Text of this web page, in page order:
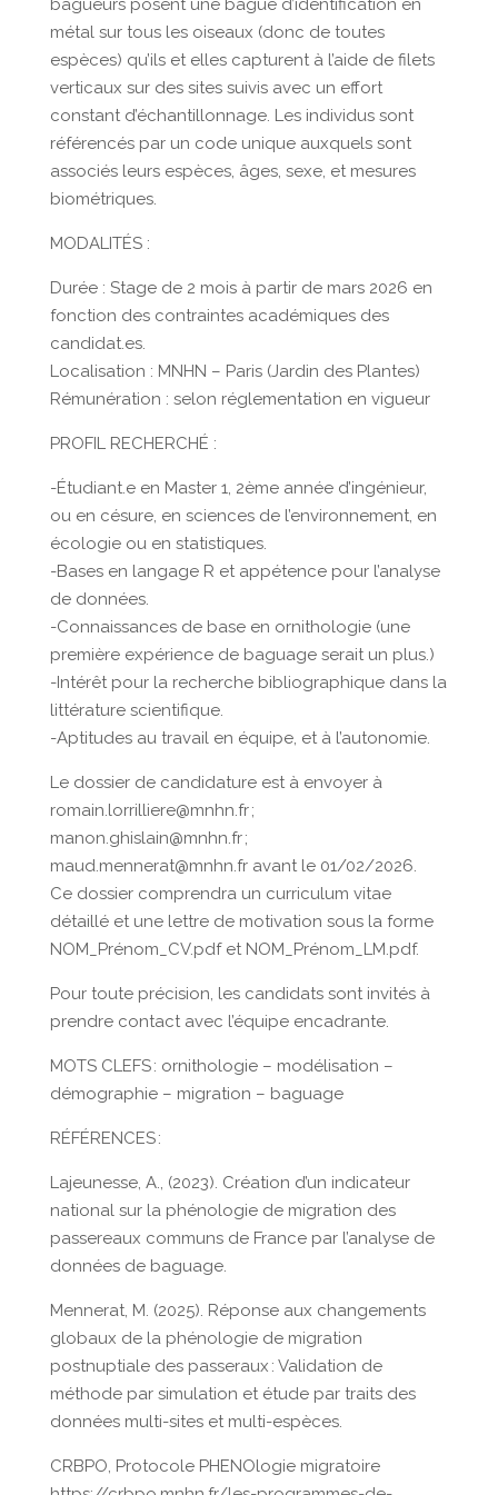
bagueurs posent une bague d’identification en
métal sur tous les oiseaux (donc de toutes
espèces) qu’ils et elles capturent à l’aide de filets
verticaux sur des sites suivis avec un effort
constant d’échantillonnage. Les individus sont
référencés par un code unique auxquels sont
associés leurs espèces, âges, sexe, et mesures
biométriques.
MODALITÉS :
Durée : Stage de 2 mois à partir de mars 2026 en
fonction des contraintes académiques des
candidat.es.
Localisation : MNHN – Paris (Jardin des Plantes)
Rémunération : selon réglementation en vigueur
PROFIL RECHERCHÉ :
-Étudiant.e en Master 1, 2ème année d’ingénieur,
ou en césure, en sciences de l’environnement, en
écologie ou en statistiques.
-Bases en langage R et appétence pour l’analyse
de données.
-Connaissances de base en ornithologie (une
première expérience de baguage serait un plus.)
-Intérêt pour la recherche bibliographique dans la
littérature scientifique.
-Aptitudes au travail en équipe, et à l’autonomie.
Le dossier de candidature est à envoyer à
romain.lorrilliere@mnhn.fr ;
manon.ghislain@mnhn.fr ;
maud.mennerat@mnhn.fr avant le 01/02/2026.
Ce dossier comprendra un curriculum vitae
détaillé et une lettre de motivation sous la forme
NOM_Prénom_CV.pdf et NOM_Prénom_LM.pdf.
Pour toute précision, les candidats sont invités à
prendre contact avec l’équipe encadrante.
MOTS CLEFS : ornithologie – modélisation –
démographie – migration – baguage
RÉFÉRENCES :
Lajeunesse, A., (2023). Création d’un indicateur
national sur la phénologie de migration des
passereaux communs de France par l’analyse de
données de baguage.
Mennerat, M. (2025). Réponse aux changements
globaux de la phénologie de migration
postnuptiale des passeraux : Validation de
méthode par simulation et étude par traits des
données multi-sites et multi-espèces.
CRBPO, Protocole PHENOlogie migratoire